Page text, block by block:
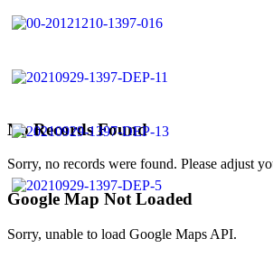
No Records Found
Sorry, no records were found. Please adjust
Google Map Not Loaded
Sorry, unable to load Google Maps API.